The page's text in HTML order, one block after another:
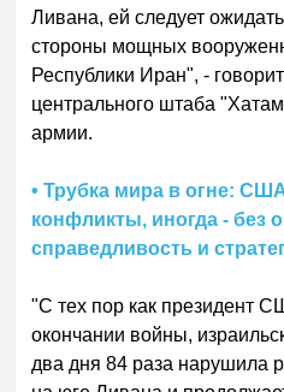
Ливана, ей следует
стороны мощных
Республики Иран", -
центрального штаба
армии.
• Трубка мира в огне:
конфликты, иногда - без
справедливость и
"С тех пор как президент
окончании войны,
два дня 84 раза нарушила